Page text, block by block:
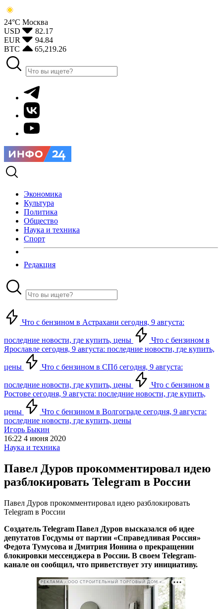
24°С Москва
USD
82.17
EUR
94.84
BTC
65,219.26
Экономика
Культура
Политика
Общество
Наука и техника
Спорт
Редакция
Что с бензином в Астрахани сегодня, 9 августа:
последние новости, где купить, цены
Что с бензином в
Ярославле сегодня, 9 августа: последние новости, где купить,
цены Что с бензином в СПб сегодня, 9 августа:
последние новости, где купить, цены
Что с бензином в
Ростове сегодня, 9 августа: последние новости, где купить,
цены
Что с бензином в Волгограде сегодня, 9 августа:
последние новости, где купить, цены
Игорь Быкин
16:22 4 июня 2020
Наука и техника
Павел Дуров прокомментировал идею
разблокировать Telegram в России
Павел Дуров прокомментировал идею разблокировать
Telegram в России
Создатель Telegram Павел Дуров высказался об идее
депутатов Госдумы от партии «Справедливая Россия»
Федота Тумусова и Дмитрия Ионина о прекращении
блокировки мессенджера в России. В своем Telegram-
канале он сообщил, что приветствует эту инициативу.
РЕКЛАМА • ООО СТРОИТЕЛЬНЫЙ ТОРГОВЫЙ ДОМ «ПЕТРОВИЧ». ИНН: 7802348846